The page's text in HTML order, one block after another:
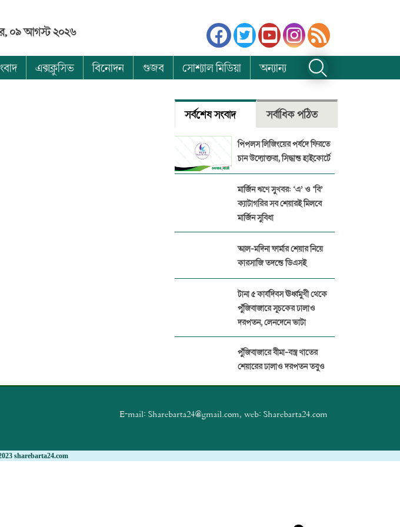
০৯ আগস্ট ২০২৬
এক্সক্লুসিভ বিনোদন গুজব সোশ্যাল মিডিয়া অন্যান্য
সর্বশেষ সংবাদ সর্বাধিক পঠিত
পিপলস লিজিংয়ের পর্ষদে ফিরতে
চান উদ্যোক্তরা, সিদ্ধান্ত হাইকোর্টে
মার্জিন ঋণে সুখবর: ‘এ’ ও ‘বি’
ক্যাটাগরির সব শেয়ারই মিলবে
মার্জিন সুবিধা
আল-মদিনা ফার্মার শেয়ার নিয়ে
কারসাজি তদন্তে ডিএসই
টানা ৫ কার্যদিবস ঊর্ধ্বমুখী থেকে
পুঁজিবাজারে সূচকের ঢালাও
দরপতন, লেনদেনে ভাটা
পুঁজিবাজারে বীমা-বস্ত্র খাতের
শেয়ারের ঢালাও দরপতন তবুও
প্যারামাউন্ট ইন্স্যুরেন্সের বিরুদ্ধে
E-mail: Sharebarta24@gmail.com, web: Sharebarta24.com
sharebarta24.com